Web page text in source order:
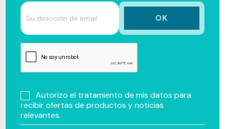
Autorizo el tratamiento de mis datos para
recibir ofertas de productos y noticias
relevantes.